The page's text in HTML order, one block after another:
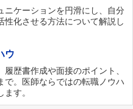
ニケーションを円滑にし、自分
性化させる方法について解説し
ウ
履歴書作成や面接のポイント、
で。医師ならではの転職ノウハ
す。